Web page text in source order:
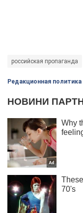
российская пропаганда
Редакционная политика